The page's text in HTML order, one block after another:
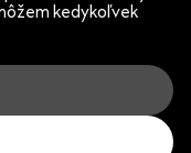
kedykoľvek